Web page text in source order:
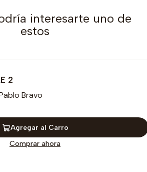
interesarte uno de
estos
2
Bravo
Agregar al Carro
Comprar ahora